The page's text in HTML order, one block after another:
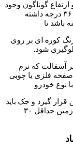
گوناگون وجود
دارد.یک جک سوسماری باید دسته با چرخش ۳۶۰ درجه داشته
باشد تا
رنگ کوره ای بر روی
شود.
آسفالت که نرم
صفحه فلزی یا چوبی
نوع خودرو
گیرد و جک باید
خودرو را به نحوی بالا ببرد تا فاصله لاستیک با زمین حداقل ۳۰